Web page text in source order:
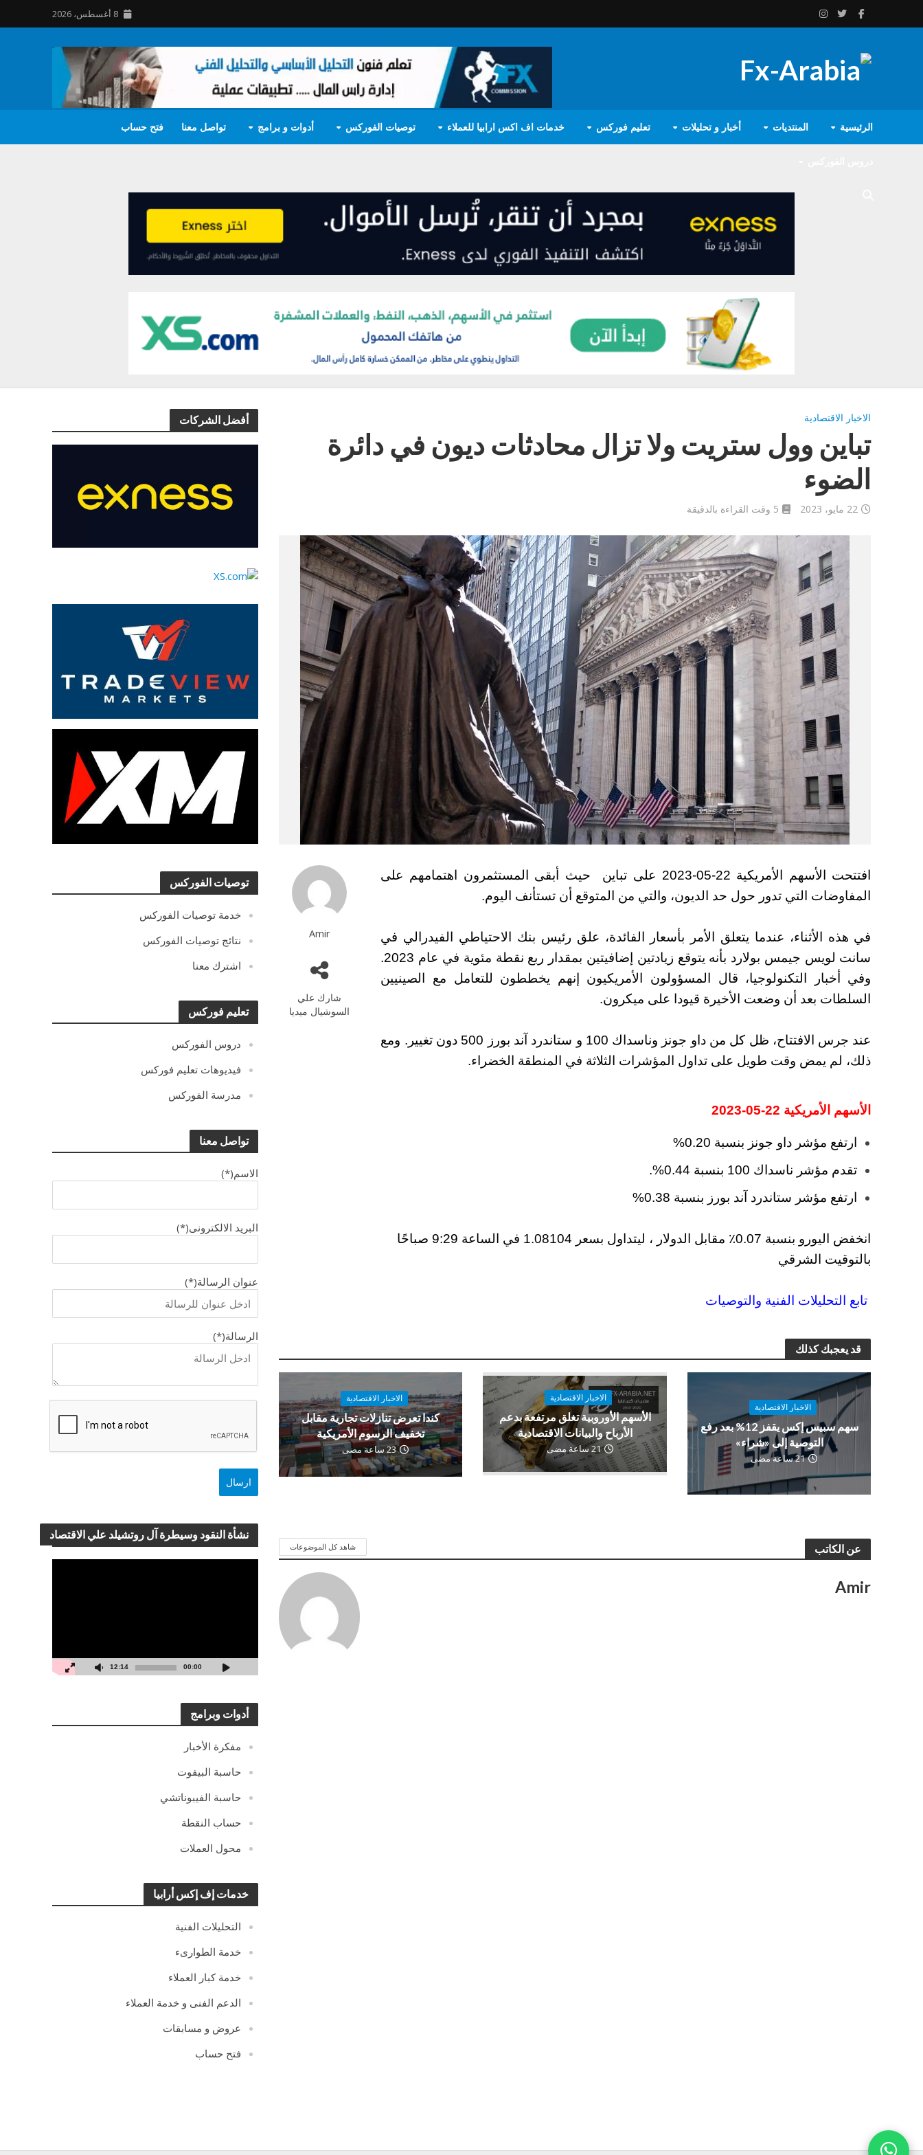
8 أغسطس، 2026
الرئيسية المنتديات أخبار و تحليلات تعليم فوركس خدمات اف اكس ارابيا للعملاء توصيات الفوركس أدوات و برامج تواصل معنا فتح حساب
أفضل الشركات
توصيات الفوركس
خدمة توصيات الفوركس
نتائج توصيات الفوركس
اشترك معنا
تعليم فوركس
دروس الفوركس
فيديوهات تعليم فوركس
مدرسة الفوركس
تواصل معنا
الاسم(*)
البريد الالكترونى(*)
عنوان الرسالة(*)
الرسالة(*)
نشأة النقود وسيطرة آل روتشيلد علي الاقتصاد
00:00
12:14
أدوات وبرامج
مفكرة الأخبار
حاسبة البيفوت
حاسبة الفيبوناتشي
حساب النقطة
محول العملات
خدمات إف إكس أرابيا
التحليلات الفنية
خدمة الطوارىء
خدمة كبار العملاء
الدعم الفنى و خدمة العملاء
عروض و مسابقات
فتح حساب
الاخبار الاقتصادية
تباين وول ستريت ولا تزال محادثات ديون في دائرة
الضوء
22 مايو، 2023 5 وقت القراءة بالدقيقة
Amir
شارك علي
السوشيال ميديا
افتتحت الأسهم الأمريكية 22-05-2023 على تباين حيث أبقى المستثمرون اهتمامهم على
المفاوضات التي تدور حول حد الديون، والتي من المتوقع أن تستأنف اليوم.
في هذه الأثناء، عندما يتعلق الأمر بأسعار الفائدة، علق رئيس بنك الاحتياطي الفيدرالي في
سانت لويس جيمس بولارد بأنه يتوقع زيادتين إضافيتين بمقدار ربع نقطة مئوية في عام 2023.
وفي أخبار التكنولوجيا، قال المسؤولون الأمريكيون إنهم يخططون للتعامل مع الصينيين
السلطات بعد أن وضعت الأخيرة قيودا على ميكرون.
عند جرس الافتتاح، ظل كل من داو جونز وناسداك 100 و ستاندرد آند بورز 500 دون تغيير. ومع
ذلك، لم يمض وقت طويل على تداول المؤشرات الثلاثة في المنطقة الخضراء.
الأسهم الأمريكية 22-05-2023
ارتفع مؤشر داو جونز بنسبة 0.20%
تقدم مؤشر ناسداك 100 بنسبة 0.44%.
ارتفع مؤشر ستاندرد آند بورز بنسبة 0.38%
انخفض اليورو بنسبة 0.07٪ مقابل الدولار ، ليتداول بسعر 1.08104 في الساعة 9:29 صباحًا
بالتوقيت الشرقي
تابع التحليلات الفنية والتوصيات
قد يعجبك كذلك
الاخبار الاقتصادية
سهم سبيس إكس يقفز 12% بعد رفع
التوصية إلى «شراء»
21 ساعة مضى
الاخبار الاقتصادية
الأسهم الأوروبية تغلق مرتفعة بدعم
الأرباح والبيانات الاقتصادية
21 ساعة مضى
الاخبار الاقتصادية
كندا تعرض تنازلات تجارية مقابل
تخفيف الرسوم الأمريكية
23 ساعة مضى
عن الكاتب شاهد كل الموضوعات
Amir